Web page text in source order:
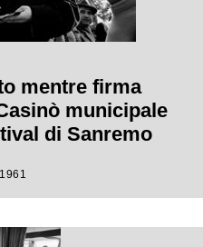
mentre firma
municipale
di Sanremo